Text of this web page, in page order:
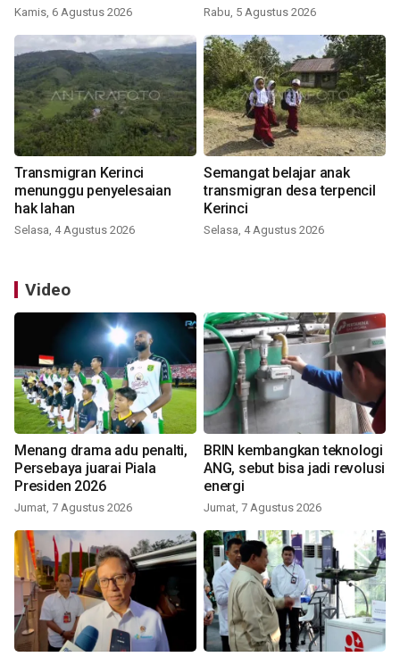
Kamis, 6 Agustus 2026 Rabu, 5 Agustus 2026
Transmigran Kerinci
menunggu penyelesaian
hak lahan
Selasa, 4 Agustus 2026
Semangat belajar anak
transmigran desa terpencil
Kerinci
Selasa, 4 Agustus 2026
Video
Menang drama adu penalti,
Persebaya juarai Piala
Presiden 2026
Jumat, 7 Agustus 2026
BRIN kembangkan teknologi
ANG, sebut bisa jadi revolusi
energi
Jumat, 7 Agustus 2026